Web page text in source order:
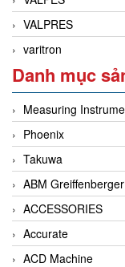
VALPRES
varitron
Danh mục
Measuring
Phoenix
Takuwa
ABM Greiffenberger
ACCESSORIES
Accurate
ACD Machine